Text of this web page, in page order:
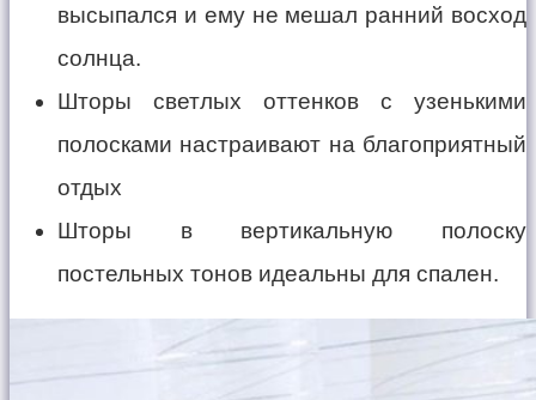
высыпался и ему не мешал ранний восход
солнца.
Шторы светлых оттенков с узенькими
полосками настраивают на благоприятный
отдых
Шторы в вертикальную полоску
постельных тонов идеальны для спален.